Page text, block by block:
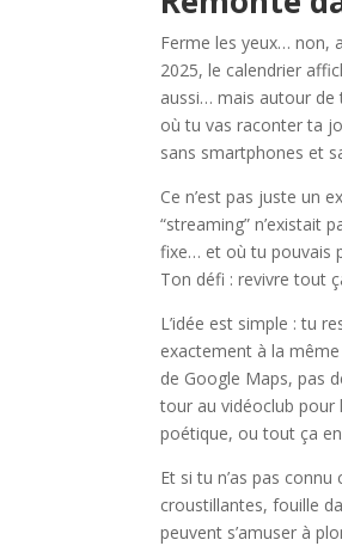
Ferme les yeux… non,
2025, le calendrier
aussi… mais autour de
où tu vas raconter ta
sans smartphones et
Ce n’est pas juste un
“streaming” n’existait
fixe… et où tu pouvais
Ton défi : revivre tout
L’idée est simple : tu
exactement à la
de Google Maps, pas
tour au vidéoclub
poétique, ou tout ça
Et si tu n’as pas
croustillantes, fouille
peuvent s’amuser à